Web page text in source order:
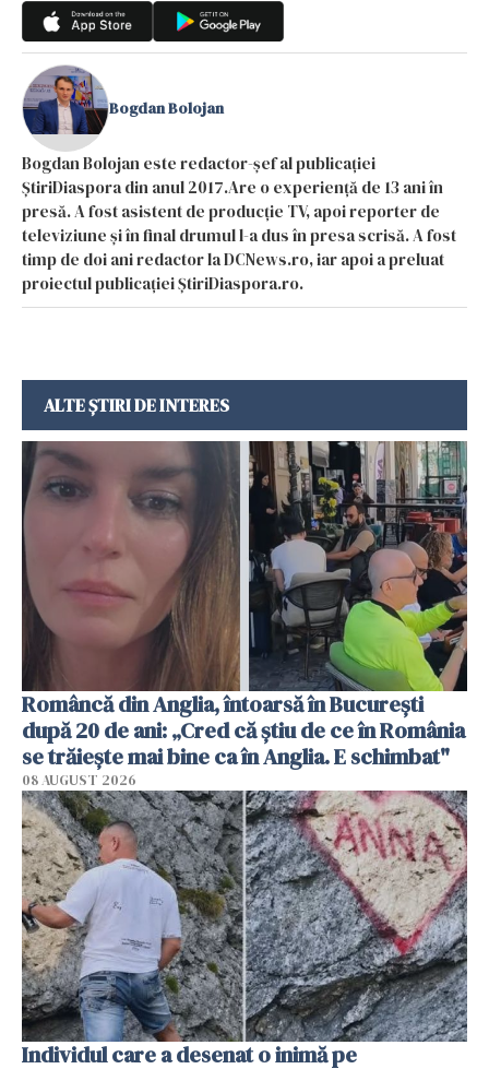
Bogdan Bolojan
Bogdan Bolojan este redactor-șef al publicației
ȘtiriDiaspora din anul 2017.Are o experiență de 13 ani în
presă. A fost asistent de producție TV, apoi reporter de
televiziune și în final drumul l-a dus în presa scrisă. A fost
timp de doi ani redactor la DCNews.ro, iar apoi a preluat
proiectul publicației ȘtiriDiaspora.ro.
ALTE ȘTIRI DE INTERES
Româncă din Anglia, întoarsă în București
după 20 de ani: „Cred că știu de ce în România
se trăiește mai bine ca în Anglia. E schimbat"
08 AUGUST 2026
Individul care a desenat o inimă pe